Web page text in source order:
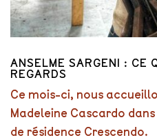
ANSELME SARGENI : CE
REGARDS
Ce mois-ci, nous
Madeleine Cascardo
de résidence Crescendo.